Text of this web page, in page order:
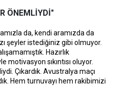
ÖNEMLİYDİ"
da, kendi aramızda da
şeyler istediğiniz gibi olmuyor.
Hazırlık
motivasyon sıkıntısı oluyor.
Çıkardık. Avustralya maçı
Hem turnuvayı hem rakibimizi